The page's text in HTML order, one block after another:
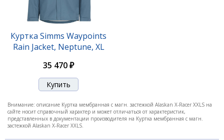
Куртка Simms Waypoints
Rain Jacket, Neptune, XL
35 470 ₽
Внимание: описание Куртка мембранная с магн. застежкой Alaskan X-Racer XXLS на
сайте носит справочный характер и может отличаться от характеристик,
представленных в документации производителя на Куртка мембранная с магн.
застежкой Alaskan X-Racer XXLS.